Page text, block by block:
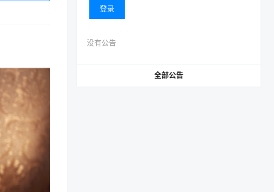
登录
没有公告
全部公告